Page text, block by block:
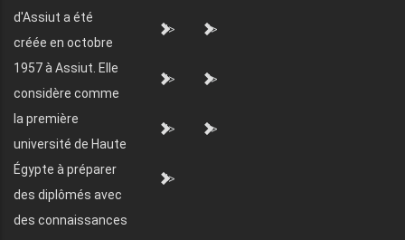
d'Assiut a été
créée en octobre
1957 à Assiut. Elle
considère comme
la première
université de Haute
Égypte à préparer
des diplômés avec
des connaissances
"> ">
"> ">
"> ">
">